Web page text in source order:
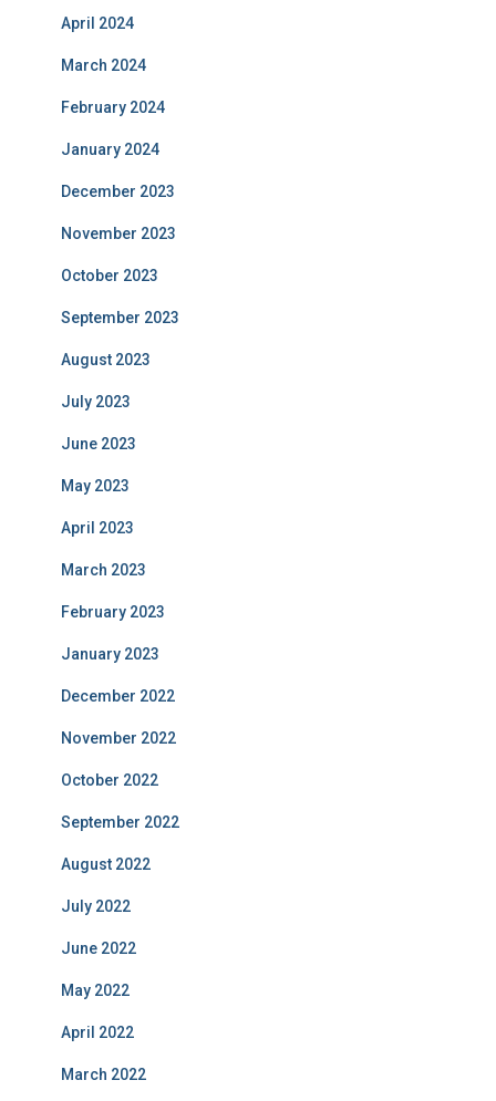
April 2024
March 2024
February 2024
January 2024
December 2023
November 2023
October 2023
September 2023
August 2023
July 2023
June 2023
May 2023
April 2023
March 2023
February 2023
January 2023
December 2022
November 2022
October 2022
September 2022
August 2022
July 2022
June 2022
May 2022
April 2022
March 2022